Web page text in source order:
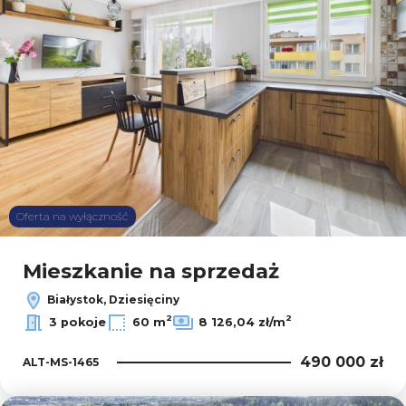
Oferta na wyłączność
Mieszkanie na sprzedaż
Białystok, Dziesięciny
3 pokoje
60 m2 8 126,04 zł/m2
ALT-MS-1465 490 000 zł